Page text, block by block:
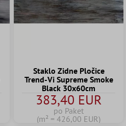
Staklo Zidne Pločice
Trend-Vi Supreme Smoke
Black 30x60cm
383,40 EUR
po Paket
(m² = 426,00 EUR)